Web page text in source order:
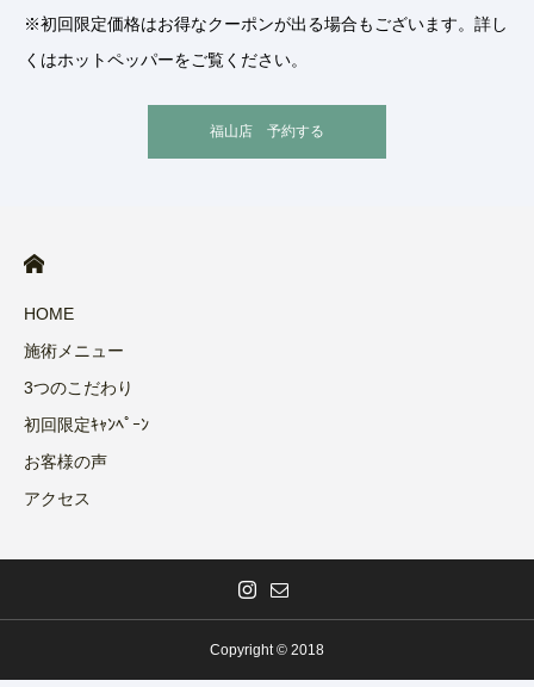
※初回限定価格はお得なクーポンが出る場合もございます。詳し
くはホットペッパーをご覧ください。
福山店 予約する
HOME
施術メニュー
3つのこだわり
初回限定ｷｬﾝﾍﾟｰﾝ
お客様の声
アクセス
Copyright © 2018